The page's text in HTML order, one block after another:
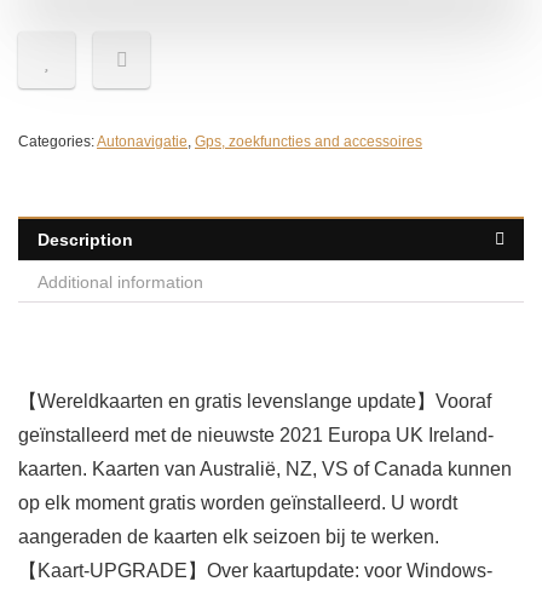
Categories:Autonavigatie, Gps, zoekfuncties and accessoires
Description
Additional information
【Wereldkaarten en gratis levenslange update】Vooraf
geïnstalleerd met de nieuwste 2021 Europa UK Ireland-
kaarten. Kaarten van Australië, NZ, VS of Canada kunnen
op elk moment gratis worden geïnstalleerd. U wordt
aangeraden de kaarten elk seizoen bij te werken.
【Kaart-UPGRADE】Over kaartupdate: voor Windows-